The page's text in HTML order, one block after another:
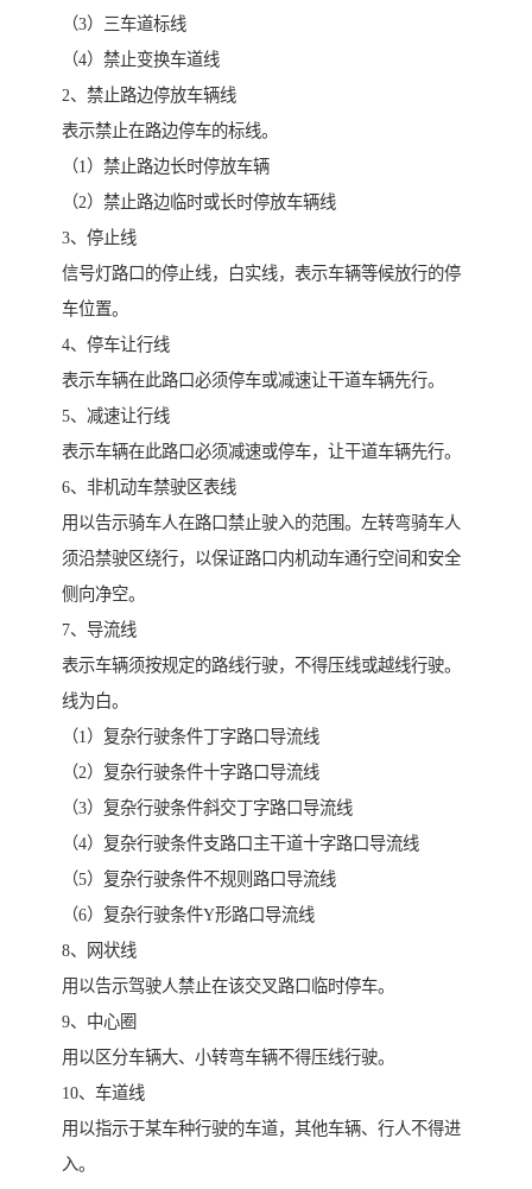
（3）三车道标线
（4）禁止变换车道线
2、禁止路边停放车辆线
表示禁止在路边停车的标线。
（1）禁止路边长时停放车辆
（2）禁止路边临时或长时停放车辆线
3、停止线
信号灯路口的停止线，白实线，表示车辆等候放行的停
车位置。
4、停车让行线
表示车辆在此路口必须停车或减速让干道车辆先行。
5、减速让行线
表示车辆在此路口必须减速或停车，让干道车辆先行。
6、非机动车禁驶区表线
用以告示骑车人在路口禁止驶入的范围。左转弯骑车人
须沿禁驶区绕行，以保证路口内机动车通行空间和安全
侧向净空。
7、导流线
表示车辆须按规定的路线行驶，不得压线或越线行驶。
线为白。
（1）复杂行驶条件丁字路口导流线
（2）复杂行驶条件十字路口导流线
（3）复杂行驶条件斜交丁字路口导流线
（4）复杂行驶条件支路口主干道十字路口导流线
（5）复杂行驶条件不规则路口导流线
（6）复杂行驶条件Y形路口导流线
8、网状线
用以告示驾驶人禁止在该交叉路口临时停车。
9、中心圈
用以区分车辆大、小转弯车辆不得压线行驶。
10、车道线
用以指示于某车种行驶的车道，其他车辆、行人不得进
入。